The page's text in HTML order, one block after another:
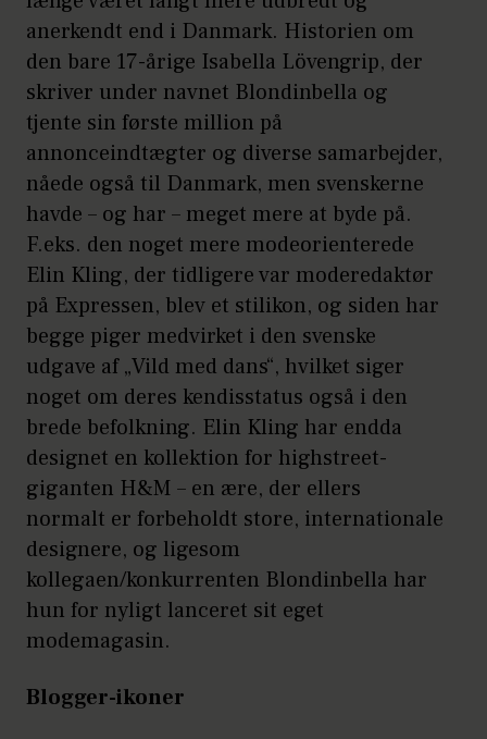
anerkendt end i Danmark. Historien om
den bare 17-årige Isabella Lövengrip, der
skriver under navnet Blondinbella og
tjente sin første million på
annonceindtægter og diverse samarbejder,
nåede også til Danmark, men svenskerne
havde – og har – meget mere at byde på.
F.eks. den noget mere modeorienterede
Elin Kling, der tidligere var moderedaktør
på Expressen, blev et stilikon, og siden har
begge piger medvirket i den svenske
udgave af „Vild med dans“, hvilket siger
noget om deres kendisstatus også i den
brede befolkning. Elin Kling har endda
designet en kollektion for highstreet-
giganten H&M – en ære, der ellers
normalt er forbeholdt store, internationale
designere, og ligesom
kollegaen/konkurrenten Blondinbella har
hun for nyligt lanceret sit eget
modemagasin.
Blogger-ikoner